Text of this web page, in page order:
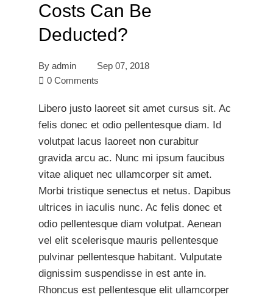
Costs Can Be
Deducted?
By admin
Sep 07, 2018
0 Comments
Libero justo laoreet sit amet cursus sit. Ac
felis donec et odio pellentesque diam. Id
volutpat lacus laoreet non curabitur
gravida arcu ac. Nunc mi ipsum faucibus
vitae aliquet nec ullamcorper sit amet.
Morbi tristique senectus et netus. Dapibus
ultrices in iaculis nunc. Ac felis donec et
odio pellentesque diam volutpat. Aenean
vel elit scelerisque mauris pellentesque
pulvinar pellentesque habitant. Vulputate
dignissim suspendisse in est ante in.
Rhoncus est pellentesque elit ullamcorper